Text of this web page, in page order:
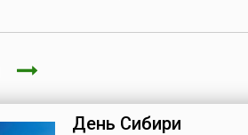
День Сибири